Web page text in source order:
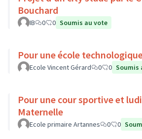
Bouchard
IB 0 0 Soumis au vote
Pour une école
Ecole Vincent Gérard 0 0 Soumis
Pour une cour sportive et
Maternelle
Ecole primaire Artannes 0 0